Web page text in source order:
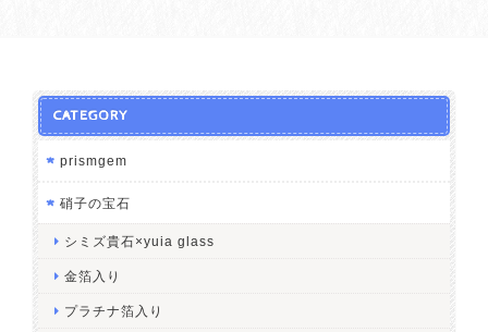
CATEGORY
prismgem
硝子の宝石
シミズ貴石×yuia glass
金箔入り
プラチナ箔入り